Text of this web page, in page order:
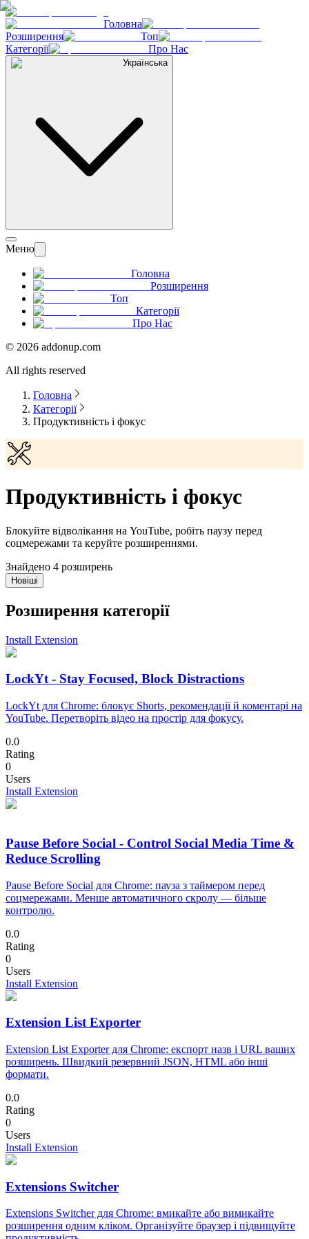
Головна
Розширення
Топ
Категорії
Про Нас
Українська
Меню
Головна
Розширення
Топ
Категорії
Про Нас
© 2026 addonup.com
All rights reserved
Головна
Категорії
Продуктивність і фокус
Продуктивність і фокус
Блокуйте відволікання на YouTube, робіть паузу перед
соцмережами та керуйте розширеннями.
Знайдено 4 розширень
Новіші
Розширення категорії
Install Extension
LockYt - Stay Focused, Block Distractions
LockYt для Chrome: блокує Shorts, рекомендації й коментарі на
YouTube. Перетворіть відео на простір для фокусу.
0.0
Rating
0
Users
Install Extension
Pause Before Social - Control Social Media Time &
Reduce Scrolling
Pause Before Social для Chrome: пауза з таймером перед
соцмережами. Менше автоматичного скролу — більше
контролю.
0.0
Rating
0
Users
Install Extension
Extension List Exporter
Extension List Exporter для Chrome: експорт назв і URL ваших
розширень. Швидкий резервний JSON, HTML або інші
формати.
0.0
Rating
0
Users
Install Extension
Extensions Switcher
Extensions Switcher для Chrome: вмикайте або вимикайте
розширення одним кліком. Організуйте браузер і підвищуйте